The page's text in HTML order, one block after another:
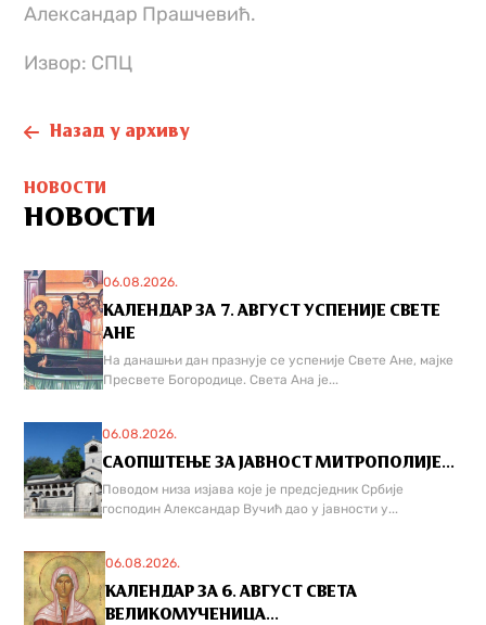
Александар Прашчевић.
Извор: СПЦ
Назад у архиву
НОВОСТИ
НОВОСТИ
06.08.2026.
КАЛЕНДАР ЗА 7. АВГУСТ УСПЕНИЈЕ СВЕТЕ
АНЕ
На данашњи дан празнује се успеније Свете Ане, мајке
Пресвете Богородице. Света Ана је...
06.08.2026.
САОПШТЕЊЕ ЗА ЈАВНОСТ МИТРОПОЛИЈЕ...
Поводом низа изјава које је предсједник Србије
господин Александар Вучић дао у јавности у...
06.08.2026.
КАЛЕНДАР ЗА 6. АВГУСТ СВЕТА
ВЕЛИКОМУЧЕНИЦА...